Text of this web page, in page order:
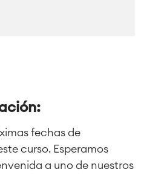
y paneles de control
Management
fechas de
curso. Esperamos
a uno de nuestros